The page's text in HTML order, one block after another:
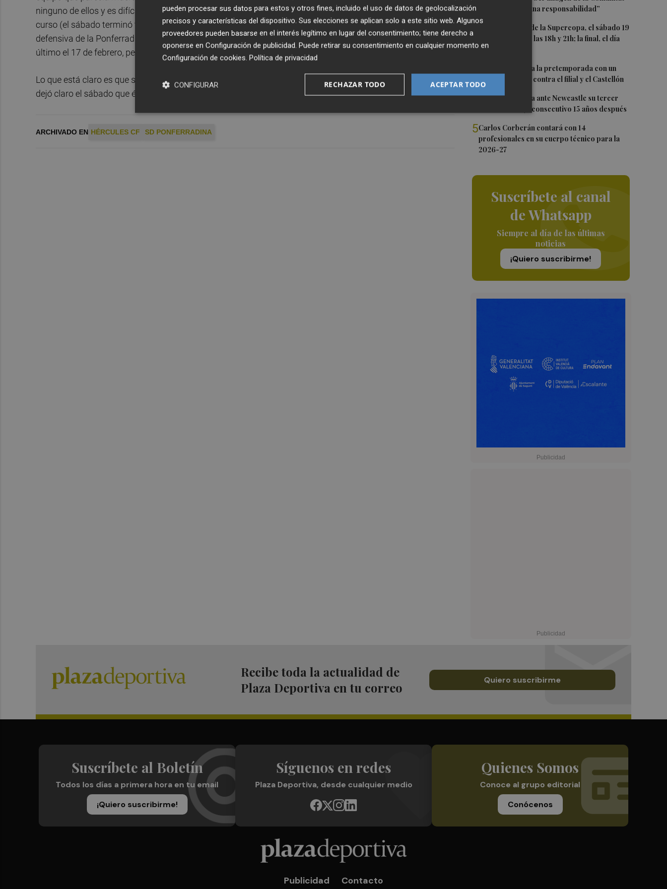
es un orgullo y una responsabilidad”
2
Las semifinales de la Supercopa, el sábado 19
de septiembre a las 18h y 21h; la final, el día
20 a las 19h
El Levante cierra la pretemporada con un
doble amistoso: contra el filial y el Castellón
4El Valencia busca ante Newcastle su tercer
Trofeo Naranja consecutivo 15 años después
5Carlos Corberán contará con 14
profesionales en su cuerpo técnico para la
2026-27
Suscríbete al canal
de Whatsapp
Siempre al día de las últimas
noticias
¡Quiero suscribirme!
ninguno de ellos y es difícil creer que el sábado vaya a ocurrir dado no solo su acierto goleador a lo largo del
curso (el sábado terminó transformando la ocasión menos clara de las que dispuso), también la solvencia
defensiva de la Ponferradina: solo ha encajado ocho goles ante su público en toda la Liga y el 'play-off', el
último el 17 de febrero, pero es que El Toralín no ve perder a los suyos desde el 20 de enero.
Lo que está claro es que si el vestuario no tiene fe en que es posible, no habrá nada que hacer. Planagumà
dejó claro el sábado que él sí cree.
ARCHIVADO EN HÉRCULES CF SD PONFERRADINA
Recibe toda la actualidad de
Plaza Deportiva en tu correo
Quiero suscribirme
Suscríbete al Boletín
Todos los días a primera hora en tu email
¡Quiero suscribirme!
Síguenos en redes
Plaza Deportiva, desde cualquier medio
Quienes Somos
Conoce al grupo editorial
Conócenos
Publicidad Contacto
pueden procesar sus datos para estos y otros fines, incluido el uso de datos de geolocalización
precisos y características del dispositivo. Sus elecciones se aplican solo a este sitio web. Algunos
proveedores pueden basarse en el interés legítimo en lugar del consentimiento; tiene derecho a
oponerse en Configuración de publicidad. Puede retirar su consentimiento en cualquier momento en
Configuración de cookies. Política de privacidad
ACEPTAR TODO
RECHAZAR TODO
CONFIGURAR